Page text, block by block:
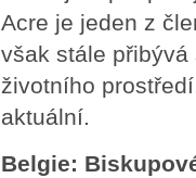
Acre je jeden z
však stále
životního
aktuální.
Belgie: